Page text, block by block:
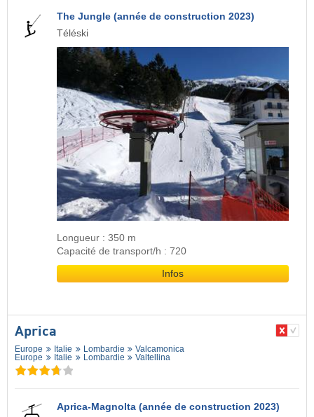
The Jungle (année de construction 2023)
Téléski
Longueur : 350 m
Capacité de transport/h : 720
Infos
Aprica
Europe Italie Lombardie
Valcamonica
Europe
Italie Lombardie Valtellina
Aprica-Magnolta (année de construction 2023)